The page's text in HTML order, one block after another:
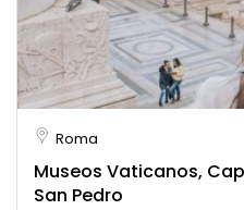
Roma
Museos Vaticanos,
San Pedro